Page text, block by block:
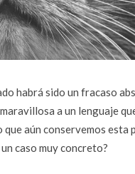
habrá sido un fracaso
a un lenguaje
aún conservemos esta
caso muy concreto?